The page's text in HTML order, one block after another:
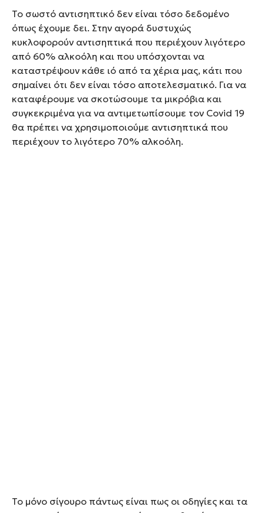
Το σωστό αντισηπτικό δεν είναι τόσο δεδομένο
όπως έχουμε δει. Στην αγορά δυστυχώς
κυκλοφορούν αντισηπτικά που περιέχουν λιγότερο
από 60% αλκοόλη και που υπόσχονται να
καταστρέψουν κάθε ιό από τα χέρια μας, κάτι που
σημαίνει ότι δεν είναι τόσο αποτελεσματικό. Για να
καταφέρουμε να σκοτώσουμε τα μικρόβια και
συγκεκριμένα για να αντιμετωπίσουμε τον Covid 19
θα πρέπει να χρησιμοποιούμε αντισηπτικά που
περιέχουν το λιγότερο 70% αλκοόλη.
Το μόνο σίγουρο πάντως είναι πως οι οδηγίες και τα